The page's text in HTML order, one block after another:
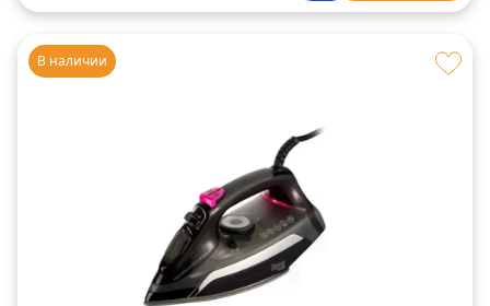
В наличии